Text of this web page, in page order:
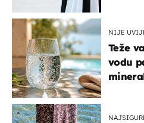
NIJE
Teže
vodu